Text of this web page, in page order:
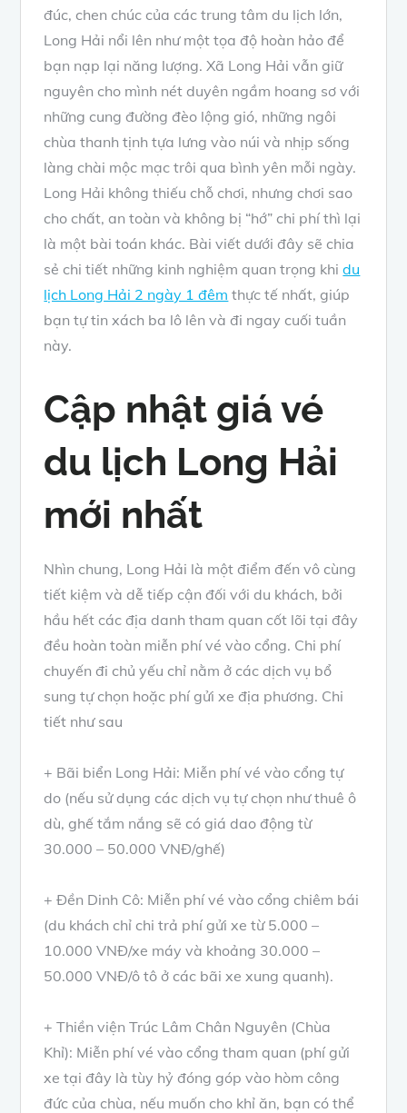
đúc, chen chúc của các trung tâm du lịch lớn,
Long Hải nổi lên như một tọa độ hoàn hảo để
bạn nạp lại năng lượng. Xã Long Hải vẫn giữ
nguyên cho mình nét duyên ngầm hoang sơ với
những cung đường đèo lộng gió, những ngôi
chùa thanh tịnh tựa lưng vào núi và nhịp sống
làng chài mộc mạc trôi qua bình yên mỗi ngày.
Long Hải không thiếu chỗ chơi, nhưng chơi sao
cho chất, an toàn và không bị “hớ” chi phí thì lại
là một bài toán khác. Bài viết dưới đây sẽ chia
sẻ chi tiết những kinh nghiệm quan trọng khidu
lịch Long Hải 2 ngày 1 đêm thực tế nhất, giúp
bạn tự tin xách ba lô lên và đi ngay cuối tuần
này.
Cập nhật giá vé
du lịch Long Hải
mới nhất
Nhìn chung, Long Hải là một điểm đến vô cùng
tiết kiệm và dễ tiếp cận đối với du khách, bởi
hầu hết các địa danh tham quan cốt lõi tại đây
đều hoàn toàn miễn phí vé vào cổng. Chi phí
chuyến đi chủ yếu chỉ nằm ở các dịch vụ bổ
sung tự chọn hoặc phí gửi xe địa phương. Chi
tiết như sau
+ Bãi biển Long Hải: Miễn phí vé vào cổng tự
do (nếu sử dụng các dịch vụ tự chọn như thuê ô
dù, ghế tắm nắng sẽ có giá dao động từ
30.000 – 50.000 VNĐ/ghế)
+ Đền Dinh Cô: Miễn phí vé vào cổng chiêm bái
(du khách chỉ chi trả phí gửi xe từ 5.000 –
10.000 VNĐ/xe máy và khoảng 30.000 –
50.000 VNĐ/ô tô ở các bãi xe xung quanh).
+ Thiền viện Trúc Lâm Chân Nguyên (Chùa
Khỉ): Miễn phí vé vào cổng tham quan (phí gửi
xe tại đây là tùy hỷ đóng góp vào hòm công
đức của chùa, nếu muốn cho khỉ ăn, bạn có thể